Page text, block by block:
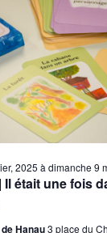
était une fois
2025 à dimanche 9
Hanau3 place du